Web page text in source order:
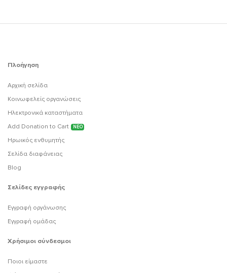
Πλοήγηση
Αρχική σελίδα
Κοινωφελείς οργανώσεις
Ηλεκτρονικά καταστήματα
Add Donation to Cart
ΝΕΟ
Ηρωικός ενθυμητής
Σελίδα διαφάνειας
Blog
Σελίδες εγγραφής
Εγγραφή οργάνωσης
Εγγραφή ομάδας
Χρήσιμοι σύνδεσμοι
Ποιοι είμαστε